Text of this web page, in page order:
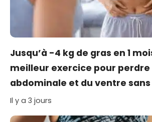
Jusqu’à -4 kg de gras en 1
meilleur exercice pour perdre
abdominale et du ventre
Il y a 3 jours